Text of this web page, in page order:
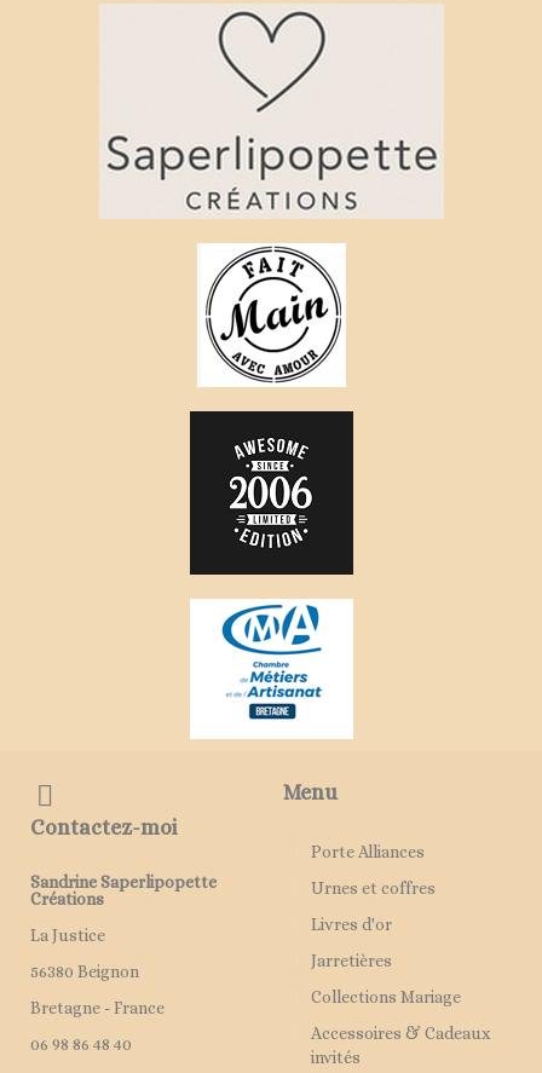
Contactez-moi
Sandrine Saperlipopette
Créations
La Justice
56380 Beignon
Bretagne - France
06 98 86 48 40
Menu
Porte Alliances
Urnes et coffres
Livres d'or
Jarretières
Collections Mariage
Accessoires & Cadeaux
invités